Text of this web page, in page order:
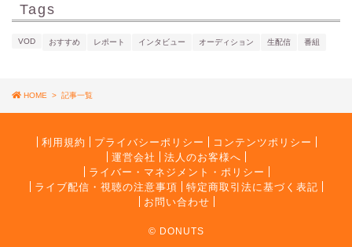
Tags
VOD おすすめ レポート インタビュー オーディション 生配信 番組
HOME > 記事一覧
利用規約 プライバシーポリシー
コンテンツポリシー
運営会社
法人のお客様へ
ライバー・マネジメント・ポリシー
ライブ配信・視聴の注意事項
特定商取引法に基づく表記
お問い合わせ
© DONUTS